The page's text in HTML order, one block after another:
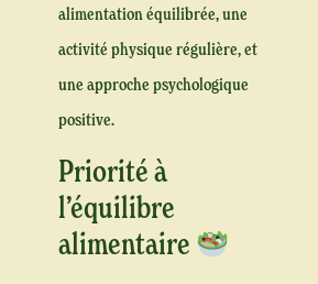
alimentation équilibrée, une
activité physique régulière, et
une approche psychologique
positive.
Priorité à
l’équilibre
alimentaire